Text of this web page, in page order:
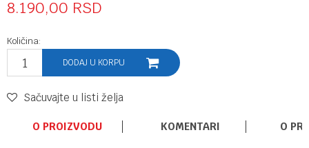
8.190,00 RSD
Količina:
DODAJ U KORPU
Sačuvajte u listi želja
O PROIZVODU KOMENTARI O